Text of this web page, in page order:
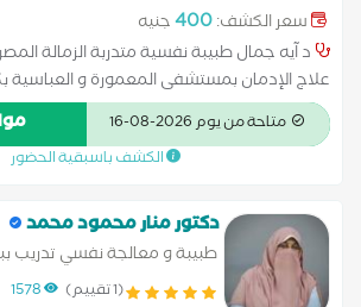
سعر الكشف:400جنيه
د آيه جمال طبيبة نفسية متدربة الزمالة
علاج الإدمان بمستشفى المعمورة و العباسية
الجراحة جامعة الاسكندرية حاصلة على تدريب
السلوكي و العلاج بالتقبل و الإلتزام نفسي
تحويل جزء من سعر الجلسه لتاكيد الحجز
متاحة من يوم 2026-08-16
الكشف باسبقية الحضور
دكتور منار محمود محمد
طبيبة و معالجة نفسي تدريب
المصرية للطب النفسي
(1 تقييم) 1578